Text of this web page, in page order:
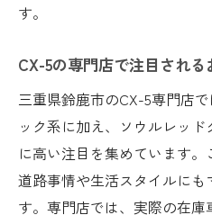
す。
CX-5の専門店で注目される
三重県鈴鹿市のCX-5専門店
ック系に加え、ソウルレッ
に高い注目を集めています
道路事情や生活スタイルに
す。専門店では、実際の在